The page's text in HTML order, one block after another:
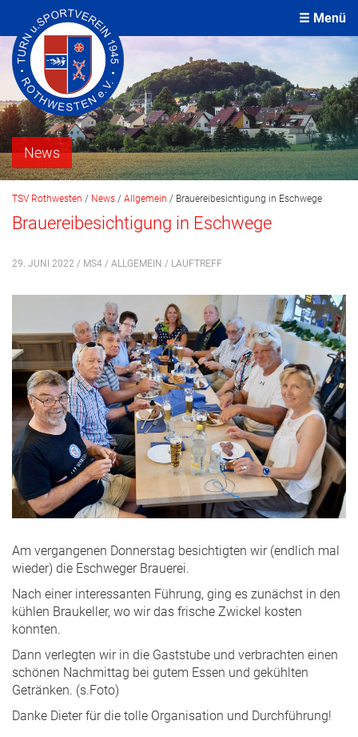
Menü
News
TSV Rothwesten / News / Allgemein / Brauereibesichtigung in Eschwege
Brauereibesichtigung in Eschwege
29. JUNI 2022 / MS4 / ALLGEMEIN / LAUFTREFF
Am vergangenen Donnerstag besichtigten wir (endlich mal
wieder) die Eschweger Brauerei.
Nach einer interessanten Führung, ging es zunächst in den
kühlen Braukeller, wo wir das frische Zwickel kosten
konnten.
Dann verlegten wir in die Gaststube und verbrachten einen
schönen Nachmittag bei gutem Essen und gekühlten
Getränken. (s.Foto)
Danke Dieter für die tolle Organisation und Durchführung!